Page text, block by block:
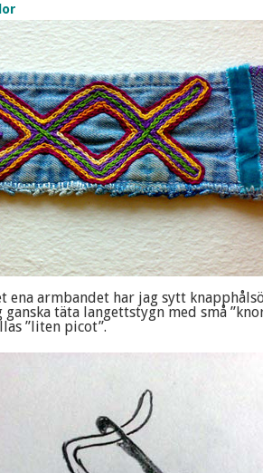
ena armbandet har jag sytt
täta langettstygn med små
”liten picot”.